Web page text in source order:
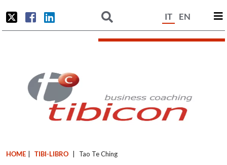
IT EN
HOME TIBI-LIBRO Tao Te Ching